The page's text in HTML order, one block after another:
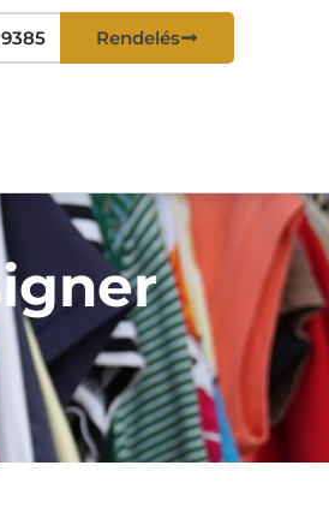
Rendelés